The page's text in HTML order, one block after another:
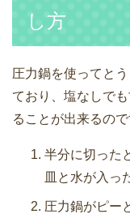
し方
圧力鍋を使ってと
ており、塩なしで
ることが出来るので
半分に切った
皿と水が入っ
圧力鍋がピー